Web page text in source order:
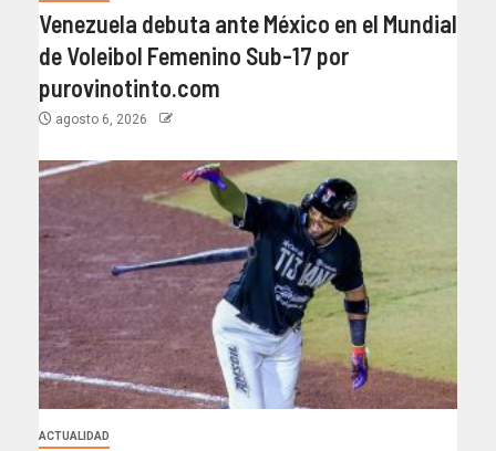
Venezuela debuta ante México en el Mundial
de Voleibol Femenino Sub-17 por
purovinotinto.com
agosto 6, 2026
ACTUALIDAD